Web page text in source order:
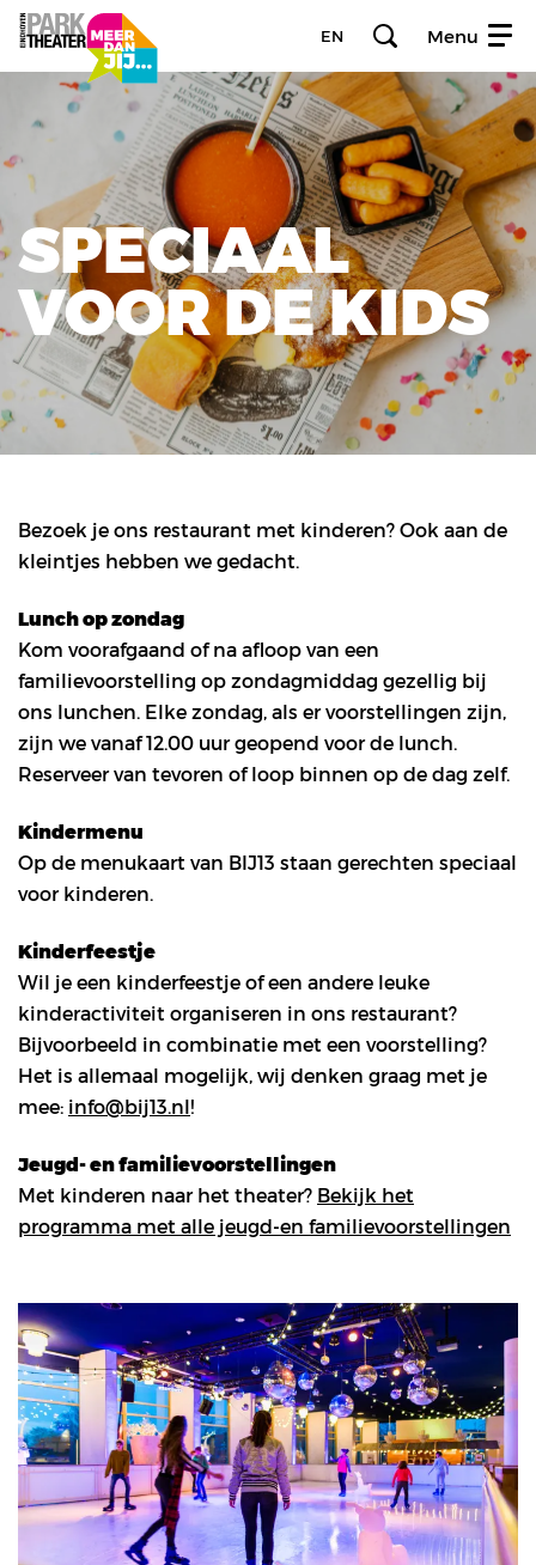
EN Menu
SPECIAAL
VOOR DE KIDS
Bezoek je ons restaurant met kinderen? Ook aan de
kleintjes hebben we gedacht.
Lunch op zondag
Kom voorafgaand of na afloop van een
familievoorstelling op zondagmiddag gezellig bij
ons lunchen. Elke zondag, als er voorstellingen zijn,
zijn we vanaf 12.00 uur geopend voor de lunch.
Reserveer van tevoren of loop binnen op de dag zelf.
Kindermenu
Op de menukaart van BIJ13 staan gerechten speciaal
voor kinderen.
Kinderfeestje
Wil je een kinderfeestje of een andere leuke
kinderactiviteit organiseren in ons restaurant?
Bijvoorbeeld in combinatie met een voorstelling?
Het is allemaal mogelijk, wij denken graag met je
mee: info@bij13.nl!
Jeugd- en familievoorstellingen
Met kinderen naar het theater? Bekijk het
programma met alle jeugd-en familievoorstellingen